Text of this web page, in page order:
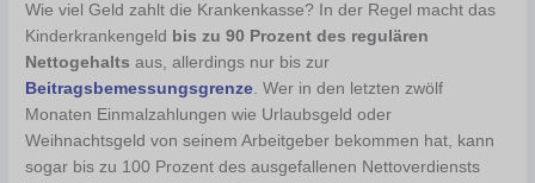
Wie viel Geld zahlt die Krankenkasse? In der Regel macht das
Kinderkrankengeld bis zu 90 Prozent des regulären
Nettogehalts aus, allerdings nur bis zur
Beitragsbemessungsgrenze. Wer in den letzten zwölf
Monaten Einmalzahlungen wie Urlaubsgeld oder
Weihnachtsgeld von seinem Arbeitgeber bekommen hat, kann
sogar bis zu 100 Prozent des ausgefallenen Nettoverdiensts